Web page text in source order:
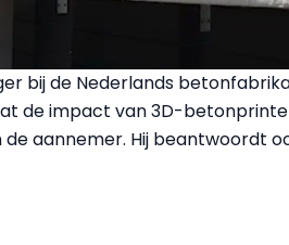
bij de Nederlands
de impact van 3D-
aannemer. Hij beantwoordt